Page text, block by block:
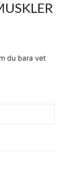
du bara vet